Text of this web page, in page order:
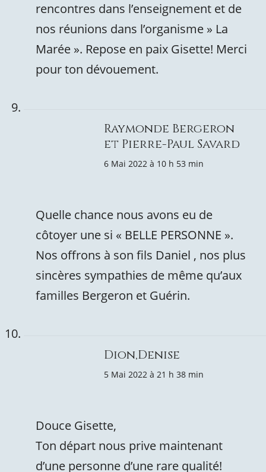
rencontres dans l’enseignement et de
nos réunions dans l’organisme » La
Marée ». Repose en paix Gisette! Merci
pour ton dévouement.
Raymonde Bergeron
et Pierre-Paul Savard
6 Mai 2022 à 10 h 53 min
Quelle chance nous avons eu de
côtoyer une si « BELLE PERSONNE ».
Nos offrons à son fils Daniel , nos plus
sincères sympathies de même qu’aux
familles Bergeron et Guérin.
Dion,Denise
5 Mai 2022 à 21 h 38 min
Douce Gisette,
Ton départ nous prive maintenant
d’une personne d’une rare qualité!